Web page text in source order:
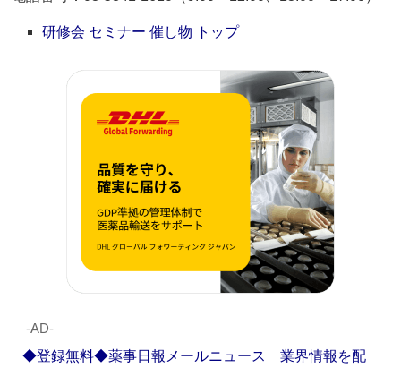
研修会 セミナー 催し物 トップ
‐AD‐
◆登録無料◆薬事日報メールニュース 業界情報を配